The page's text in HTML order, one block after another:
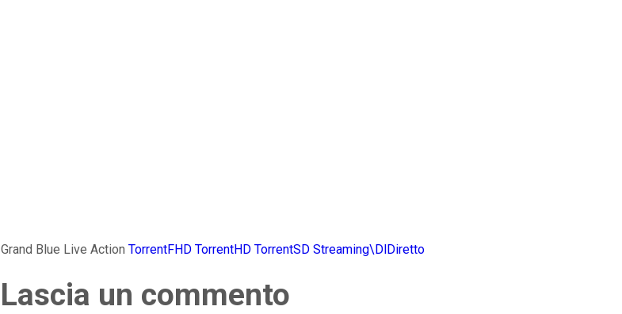
Grand Blue Live Action TorrentFHD TorrentHD TorrentSD Streaming\DlDiretto
Lascia un commento